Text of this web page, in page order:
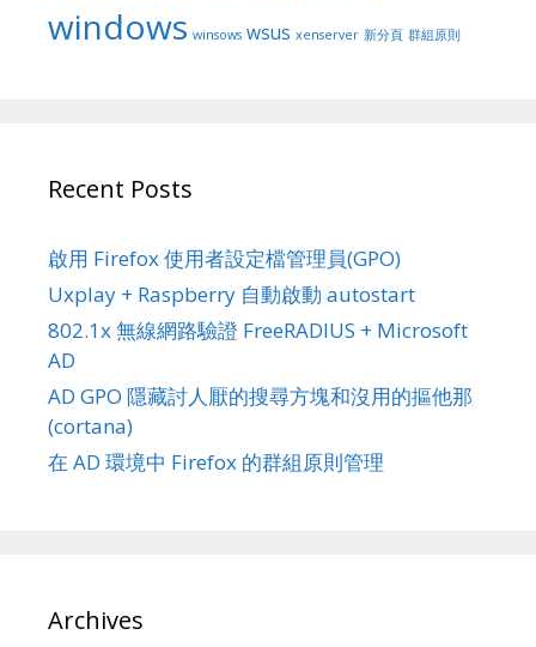
windows winsows wsus xenserver 新分頁 群組原則
Recent Posts
啟用 Firefox 使用者設定檔管理員(GPO)
Uxplay + Raspberry 自動啟動 autostart
802.1x 無線網路驗證 FreeRADIUS + Microsoft
AD
AD GPO 隱藏討人厭的搜尋方塊和沒用的摳他那
(cortana)
在 AD 環境中 Firefox 的群組原則管理
Archives